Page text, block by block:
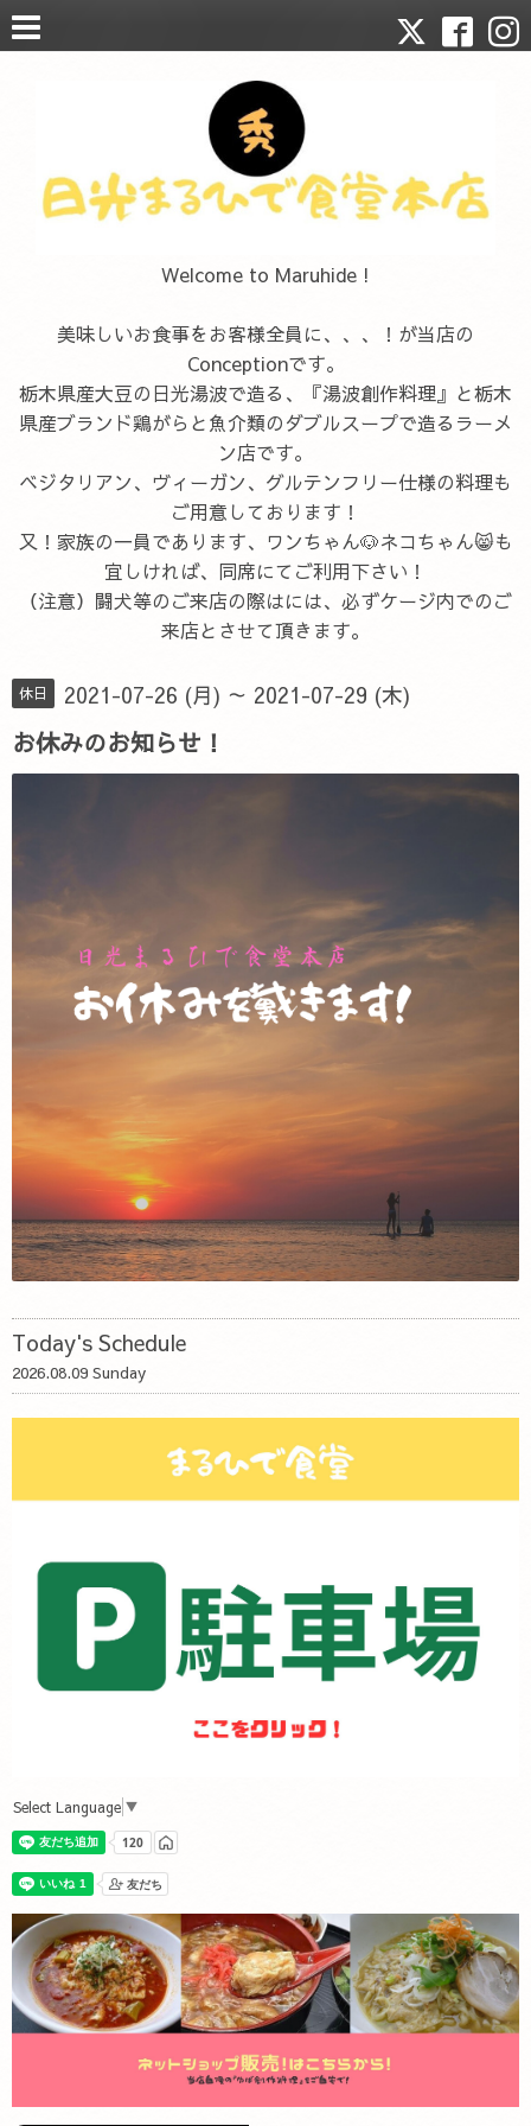
Welcome to Maruhide !
美味しいお食事をお客様全員に、、、！が当店の
Conceptionです。
栃木県産大豆の日光湯波で造る、『湯波創作料理』と栃木
県産ブランド鶏がらと魚介類のダブルスープで造るラーメ
ン店です。
ベジタリアン、ヴィーガン、グルテンフリー仕様の料理も
ご用意しております！
又！家族の一員であります、ワンちゃん🐶ネコちゃん😸も
宜しければ、同席にてご利用下さい！
（注意）闘犬等のご来店の際はには、必ずケージ内でのご
来店とさせて頂きます。
休日 2021-07-26 (月) ～ 2021-07-29 (木)
お休みのお知らせ！
Today's Schedule
2026.08.09 Sunday
Select Language ▼